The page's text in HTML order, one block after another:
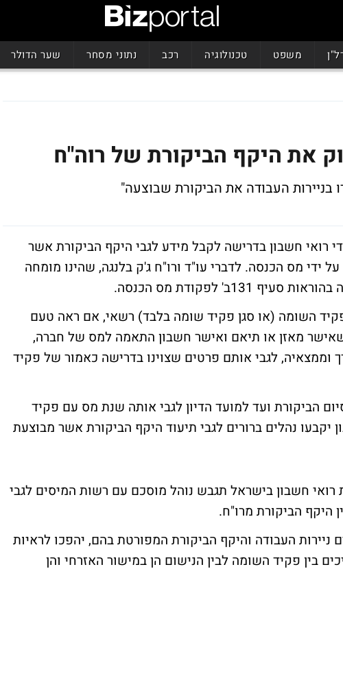
משפט טכנולוגיה רכב נתוני מסחר שער הדולר
את היקף הביקורת של רוה"ח
בניירות העבודה את הביקורת שבוצעה"
רואי חשבון בדרישה לקבל מידע לגבי היקף הביקורת אשר
ידי מס הכנסה. לדברי עו"ד ורו"ח ג'ק בלנגה, שהינו מומחה
לפקודת מס הכנסה.
פקיד השומה (או סגן פקיד שומה בלבד) רשאי, אם ראה טעם
מאזן או תיאם ואישר חשבון התאמה למס של חברה,
וממצאיה, לגבי אותם פרטים שצוינו בדרישה כאמור של פקיד
הביקורת ועד למועד הדיון לגבי אותה שנת מס עם פקיד
יקבעו נהלים ברורים לגבי תיעוד היקף הביקורת אשר מבוצעת
חשבון בישראל תגבש נוהל מוסכם עם רשות המיסים לגבי
היקף הביקורת מרו"ח.
ניירות העבודה והיקף הביקורת המפורטת בהם, יהפכו לראיות
בין פקיד השומה לבין הנישום הן במישור האזרחי והן